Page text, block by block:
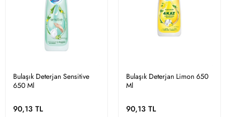
Bulaşık Deterjan Sensitive
650 Ml
90,13 TL
Bulaşık Deterjan Limon 650
Ml
90,13 TL